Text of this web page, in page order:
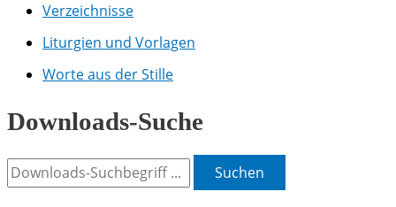
Verzeichnisse
Liturgien und Vorlagen
Worte aus der Stille
Downloads-Suche
Suchen